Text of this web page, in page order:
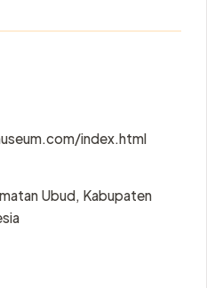
index.html
Ubud, Kabupaten